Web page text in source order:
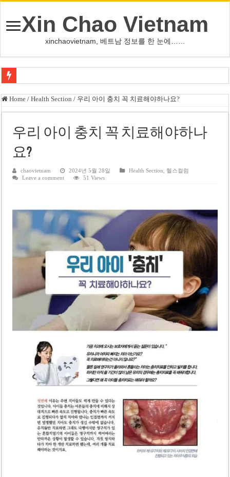
Xin Chao Vietnam
xinchaovietnam, 베트남 정보를 한 눈에……
오덕 목사, 32년 베트남 삶 담은 첫 디카시집 ‘한 컷의 서정’ 출간
베트남 화학·플라스틱 기업 납세 상위 10곳 공개…절반은 국영기업
MWG 대표 “올해 이익 목표 9조2천억동, 2~3개월 조기 달성 자신”
FIFA 인판티노 회장, 유럽 축구계·북미 정치권 불신임 압박 직면
호찌민시, 올해 국경절 연휴 5일 연속 휴무 확정… 8월 29일~9월 2일
호찌민 Đá Đỏ 수로 정비 사업, 2026년 말 완공 목표
미 국방부, 육군 참모총장 임명 난항
조세심판원, 배우 유연석 30억 세금 불복 청구 기각
Home / Health Section / 우리 아이 충치 꼭 치료해야하나요?
우리 아이 충치 꼭 치료해야하나
요?
chaovietnam 2024년 5월 28일 Health Section ,헬스컬럼
Leave a comment
51 Views